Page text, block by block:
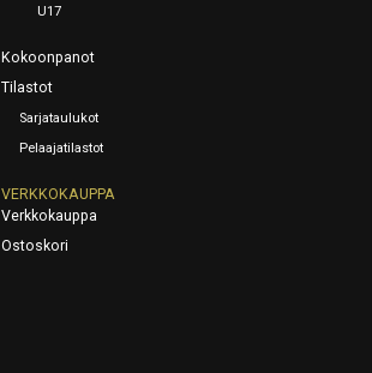
U17
Kokoonpanot
Tilastot
Sarjataulukot
Pelaajatilastot
VERKKOKAUPPA
Verkkokauppa
Ostoskori